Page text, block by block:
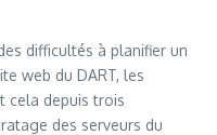
difficultés à planifier un
web du DART, les
cela depuis trois
des serveurs du